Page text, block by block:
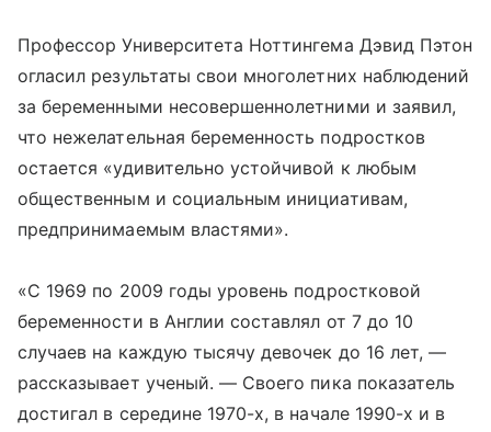
Профессор Университета Ноттингема Дэвид Пэтон
огласил результаты свои многолетних наблюдений
за беременными несовершеннолетними и заявил,
что нежелательная беременность подростков
остается «удивительно устойчивой к любым
общественным и социальным инициативам,
предпринимаемым властями».
«С 1969 по 2009 годы уровень подростковой
беременности в Англии составлял от 7 до 10
случаев на каждую тысячу девочек до 16 лет, —
рассказывает ученый. — Своего пика показатель
достигал в середине 1970-х, в начале 1990-х и в